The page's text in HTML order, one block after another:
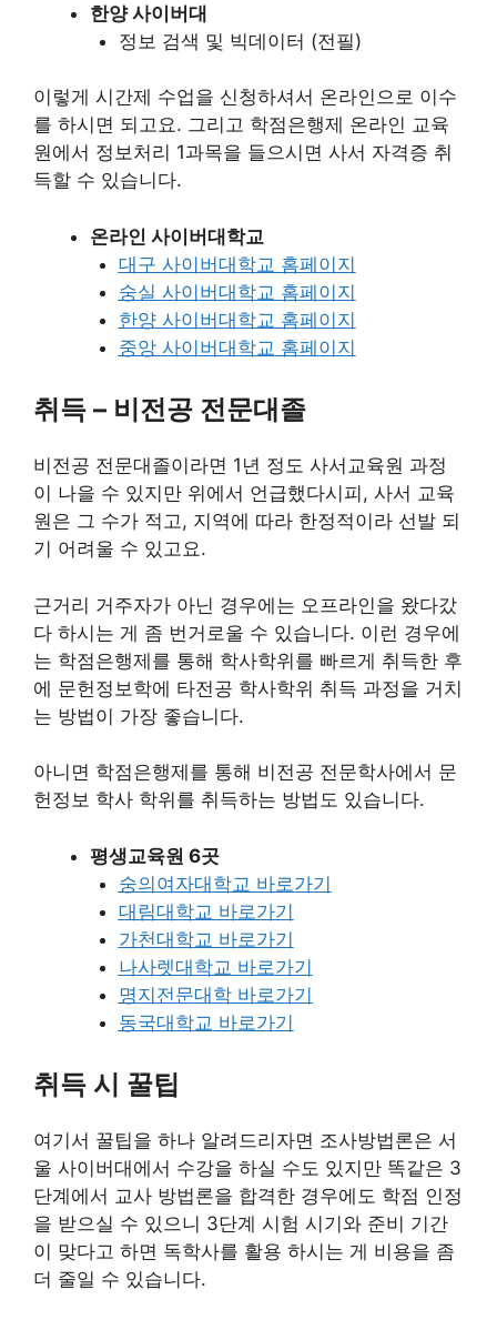
한양 사이버대
정보 검색 및 빅데이터 (전필)
이렇게 시간제 수업을 신청하셔서 온라인으로 이수
를 하시면 되고요. 그리고 학점은행제 온라인 교육
원에서 정보처리 1과목을 들으시면 사서 자격증 취
득할 수 있습니다.
온라인 사이버대학교
대구 사이버대학교 홈페이지
숭실 사이버대학교 홈페이지
한양 사이버대학교 홈페이지
중앙 사이버대학교 홈페이지
취득 – 비전공 전문대졸
비전공 전문대졸이라면 1년 정도 사서교육원 과정
이 나을 수 있지만 위에서 언급했다시피, 사서 교육
원은 그 수가 적고, 지역에 따라 한정적이라 선발 되
기 어려울 수 있고요.
근거리 거주자가 아닌 경우에는 오프라인을 왔다갔
다 하시는 게 좀 번거로울 수 있습니다. 이런 경우에
는 학점은행제를 통해 학사학위를 빠르게 취득한 후
에 문헌정보학에 타전공 학사학위 취득 과정을 거치
는 방법이 가장 좋습니다.
아니면 학점은행제를 통해 비전공 전문학사에서 문
헌정보 학사 학위를 취득하는 방법도 있습니다.
평생교육원 6곳
숭의여자대학교 바로가기
대림대학교 바로가기
가천대학교 바로가기
나사렛대학교 바로가기
명지전문대학 바로가기
동국대학교 바로가기
취득 시 꿀팁
여기서 꿀팁을 하나 알려드리자면 조사방법론은 서
울 사이버대에서 수강을 하실 수도 있지만 똑같은 3
단계에서 교사 방법론을 합격한 경우에도 학점 인정
을 받으실 수 있으니 3단계 시험 시기와 준비 기간
이 맞다고 하면 독학사를 활용 하시는 게 비용을 좀
더 줄일 수 있습니다.